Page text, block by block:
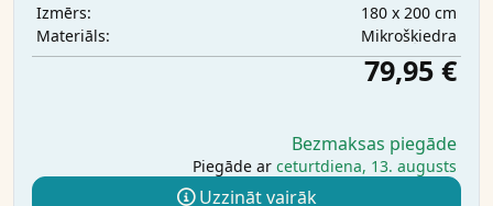
Izmērs:
180 x 200 cm
Materiāls:
Mikrošķiedra
79,95 €
Bezmaksas piegāde
Piegāde ar ceturtdiena, 13. augusts
Uzzināt vairāk